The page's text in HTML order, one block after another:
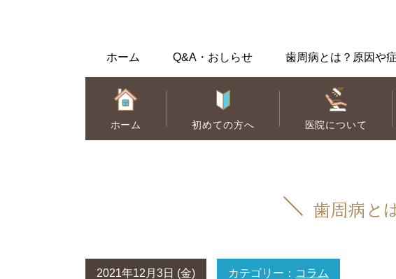
ホーム Q&A・おしらせ 歯周病とは？原因や
ホーム 初めての方へ 医院について
歯周病と
2021年12月3日 (金) カテゴリー： コラム